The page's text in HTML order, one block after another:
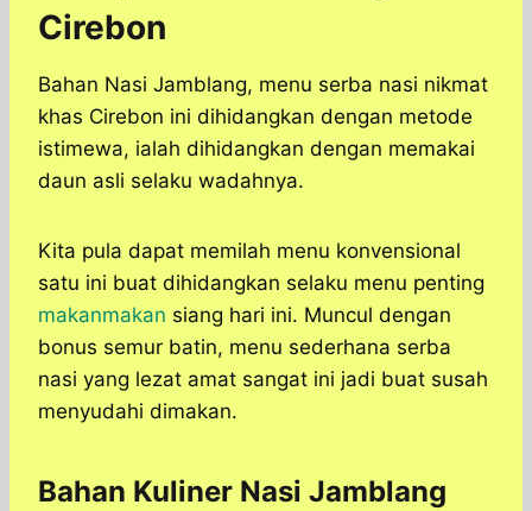
Cirebon
Bahan Nasi Jamblang, menu serba nasi nikmat
khas Cirebon ini dihidangkan dengan metode
istimewa, ialah dihidangkan dengan memakai
daun asli selaku wadahnya.
Kita pula dapat memilah menu konvensional
satu ini buat dihidangkan selaku menu penting
makanmakan siang hari ini. Muncul dengan
bonus semur batin, menu sederhana serba
nasi yang lezat amat sangat ini jadi buat susah
menyudahi dimakan.
Bahan Kuliner Nasi Jamblang